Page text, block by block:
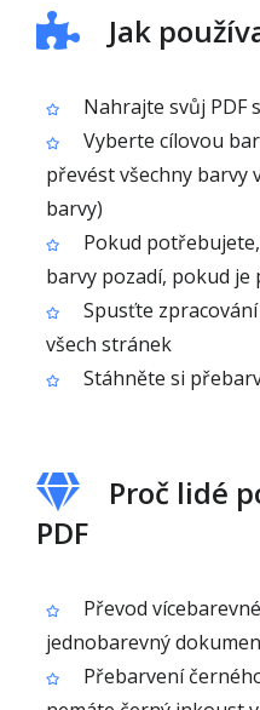
Jak
Nahrajte svůj PDF
Vyberte cílovou
převést všechny
barvy)
Pokud
barvy pozadí, pokud je
Spusťte
všech stránek
Stáhněte si
Proč lidé
PDF
Převod
jednobarevný
Přebarvení